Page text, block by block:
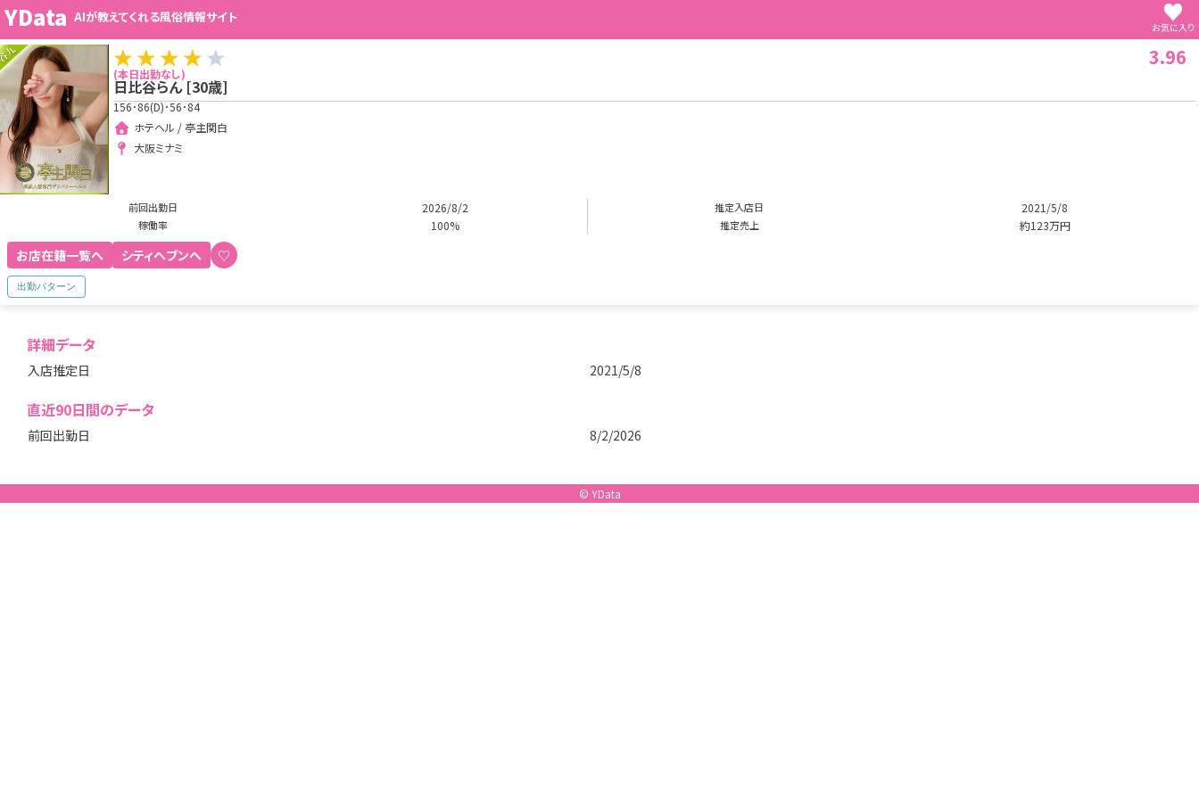
YData AIが教えてくれる風俗情報サイト ♥
お気に入り
3.96
(本日出勤なし)
日比谷らん[30歳]
156･86(D)･56･84
ホテヘル / 亭主関白
大阪ミナミ
前回出勤日 2026/8/2 推定入店日 2021/5/8
稼働率 100% 推定売上 約123万円
お店在籍一覧へ シティヘブンへ ♡
出勤パターン
詳細データ
入店推定日 2021/5/8
直近90日間のデータ
前回出勤日 8/2/2026
© YData